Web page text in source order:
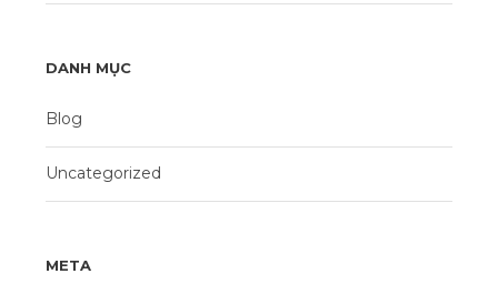
DANH MỤC
Blog
Uncategorized
META